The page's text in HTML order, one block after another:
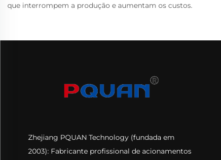
que interrompem a produção e aumentam os custos.
Zhejiang PQUAN Technology (fundada em
2003): Fabricante profissional de acionamentos